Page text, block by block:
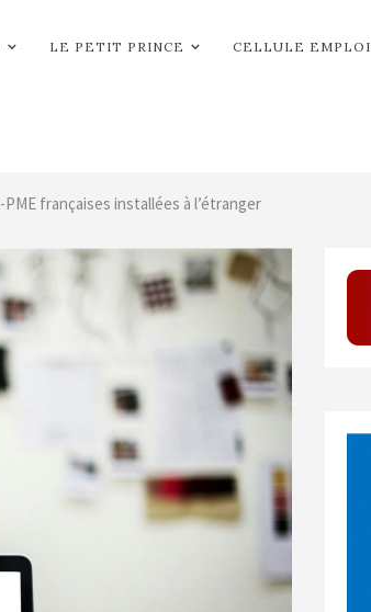
LE PETIT PRINCE CELLULE EMPLOI
françaises installées à l’étranger